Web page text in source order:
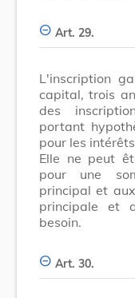
Art. 29.
L'inscription
capital, trois
des
portant
pour les
Elle ne peut
pour une
principal et
principale et
besoin.
Art. 30.